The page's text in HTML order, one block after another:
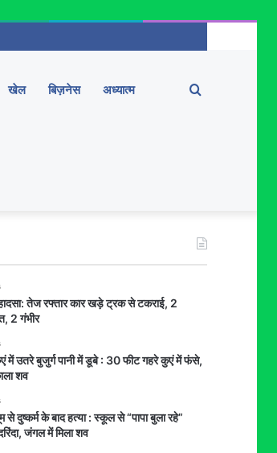
खेल बिज़नेस अध्यात्म Search
तेज रफ्तार कार खड़े ट्रक से टकराई, 2
2 गंभीर
में उतरे बुजुर्ग पानी में डूबे : 30 फीट गहरे कुएं में फंसे,
शव
से दुष्कर्म के बाद हत्या : स्कूल से “पापा बुला रहे”
जंगल में मिला शव